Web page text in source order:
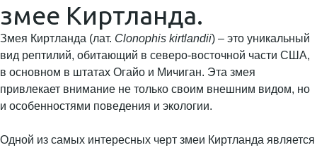
змее Киртланда.
Змея Киртланда (лат. Clonophis kirtlandii) – это уникальный
вид рептилий, обитающий в северо-восточной части США,
в основном в штатах Огайо и Мичиган. Эта змея
привлекает внимание не только своим внешним видом, но
и особенностями поведения и экологии.
Одной из самых интересных черт змеи Киртланда является